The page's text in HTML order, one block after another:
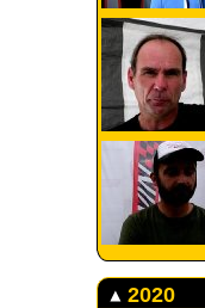
2020